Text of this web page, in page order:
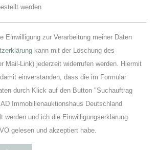
werden
Einwilligung zur Verarbeitung meiner Daten
kann mit der Löschung des
Mail-Link) jederzeit widerrufen werden. Hiermit
einverstanden, dass die im Formular
durch Klick auf den Button "Suchauftrag
Immobilienauktionshaus Deutschland
werden und ich die Einwilligungserklärung
gelesen und akzeptiert habe.